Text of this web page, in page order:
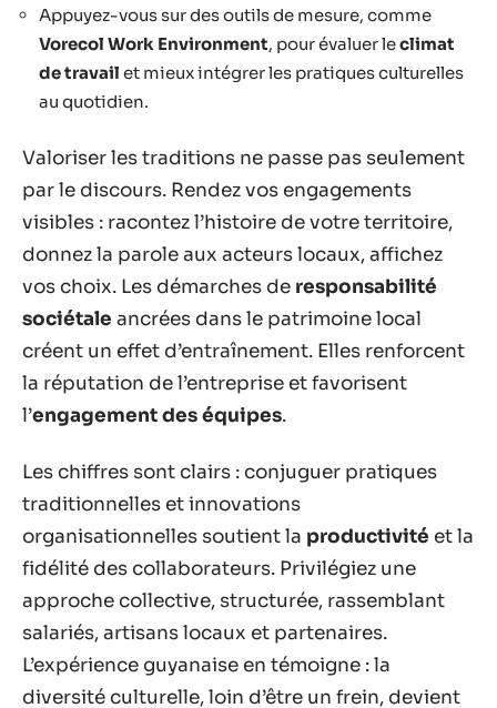
Appuyez-vous sur des outils de mesure, comme
Vorecol Work Environment, pour évaluer leclimat
de travail et mieux intégrer les pratiques culturelles
au quotidien.
Valoriser les traditions ne passe pas seulement
par le discours. Rendez vos engagements
visibles : racontez l’histoire de votre territoire,
donnez la parole aux acteurs locaux, affichez
vos choix. Les démarches de responsabilité
sociétale ancrées dans le patrimoine local
créent un effet d’entraînement. Elles renforcent
la réputation de l’entreprise et favorisent
l’engagement des équipes.
Les chiffres sont clairs : conjuguer pratiques
traditionnelles et innovations
organisationnelles soutient la productivité et la
fidélité des collaborateurs. Privilégiez une
approche collective, structurée, rassemblant
salariés, artisans locaux et partenaires.
L’expérience guyanaise en témoigne : la
diversité culturelle, loin d’être un frein, devient